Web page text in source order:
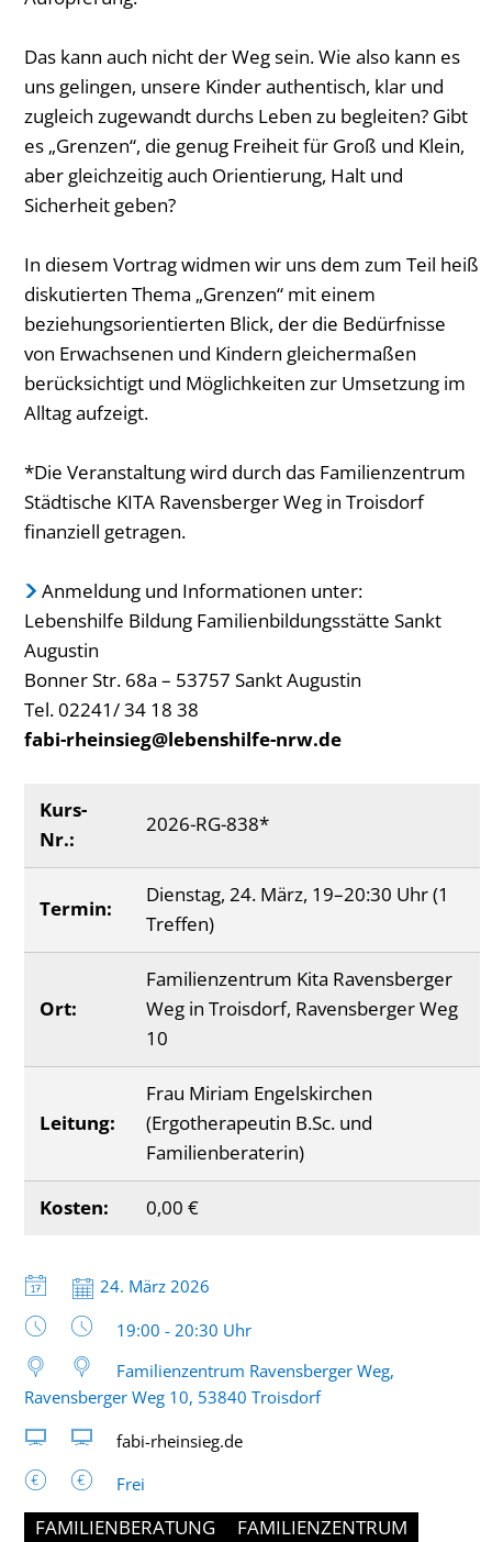
Das kann auch nicht der Weg sein. Wie also kann es
uns gelingen, unsere Kinder authentisch, klar und
zugleich zugewandt durchs Leben zu begleiten? Gibt
es „Grenzen“, die genug Freiheit für Groß und Klein,
aber gleichzeitig auch Orientierung, Halt und
Sicherheit geben?
In diesem Vortrag widmen wir uns dem zum Teil heiß
diskutierten Thema „Grenzen“ mit einem
beziehungsorientierten Blick, der die Bedürfnisse
von Erwachsenen und Kindern gleichermaßen
berücksichtigt und Möglichkeiten zur Umsetzung im
Alltag aufzeigt.
*Die Veranstaltung wird durch das Familienzentrum
Städtische KITA Ravensberger Weg in Troisdorf
finanziell getragen.
Anmeldung und Informationen unter:
Lebenshilfe Bildung Familienbildungsstätte Sankt
Augustin
Bonner Str. 68a – 53757 Sankt Augustin
Tel. 02241/ 34 18 38
fabi-rheinsieg@lebenshilfe-nrw.de
Kurs-
Nr.:
2026-RG-838*
Termin:
Dienstag, 24. März, 19–20:30 Uhr (1
Treffen)
Ort:
Familienzentrum Kita Ravensberger
Weg in Troisdorf, Ravensberger Weg
10
Leitung:
Frau Miriam Engelskirchen
(Ergotherapeutin B.Sc. und
Familienberaterin)
Kosten: 0,00 €
Datum:
24. März 2026
Uhrzeit:
19:00 - 20:30 Uhr
Familienzentrum Ravensberger Weg,
Ravensberger Weg 10, 53840 Troisdorf
fabi-rheinsieg.de
Frei
FAMILIENBERATUNG
FAMILIENZENTRUM